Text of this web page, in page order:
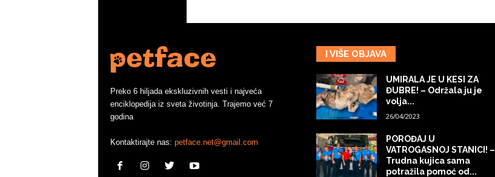
Preko 6 hiljada ekskluzivnih vesti i najveća
enciklopedija iz sveta životinja. Trajemo već 7
godina
Kontaktirajte nas: petface.net@gmail.com
I VIŠE OBJAVA
UMIRALA JE U KESI ZA
ĐUBRE! – Održala ju je
volja...
26/04/2023
POROĐAJ U
VATROGASNOJ STANICI! –
Trudna kujica sama
potražila pomoć od...